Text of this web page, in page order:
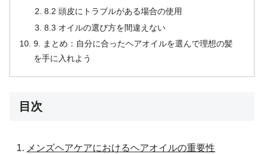
8.2 頭皮にトラブルがある場合の使用
8.3 オイルの選び方を間違えない
9. まとめ：自分に合ったヘアオイルを選んで理想の髪
を手に入れよう
目次
メンズヘアケアにおけるヘアオイルの重要性